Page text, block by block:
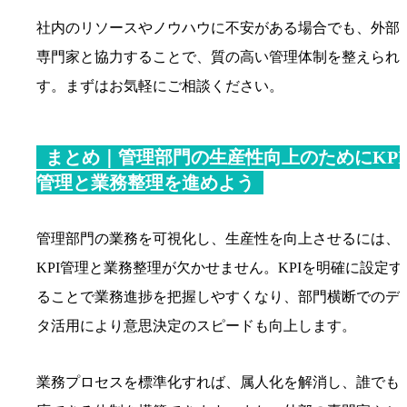
社内のリソースやノウハウに不安がある場合でも、外部
専門家と協力することで、質の高い管理体制を整えられ
す。まずはお気軽にご相談ください。
まとめ｜管理部門の生産性向上のためにKPI
管理と業務整理を進めよう
管理部門の業務を可視化し、生産性を向上させるには、
KPI管理と業務整理が欠かせません。KPIを明確に設定す
ることで業務進捗を把握しやすくなり、部門横断でのデ
タ活用により意思決定のスピードも向上します。
業務プロセスを標準化すれば、属人化を解消し、誰でも